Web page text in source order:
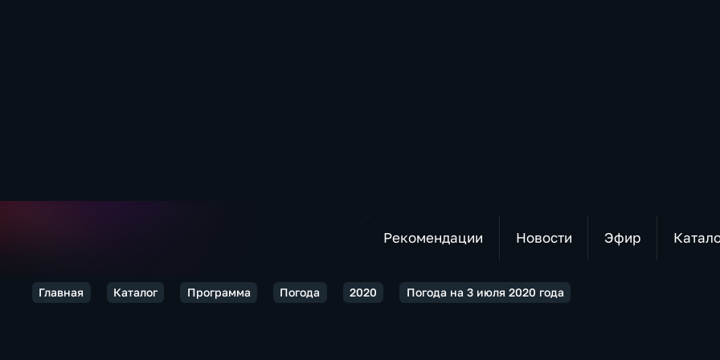
Рекомендации Новости Эфир
Главная Каталог Программа Погода 2020 Погода на 3 июля 2020 года